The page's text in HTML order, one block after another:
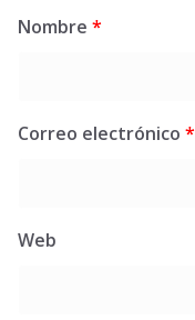
Nombre *
Correo electrónico *
Web